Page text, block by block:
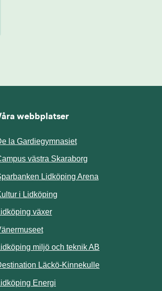
webbplatser
la Gardiegymnasiet
västra Skaraborg
Lidköping Arena
i Lidköping
växer
miljö och teknik AB
Läckö-KinnekulleLänk till annan
EnergiLänk till annan webbplats.